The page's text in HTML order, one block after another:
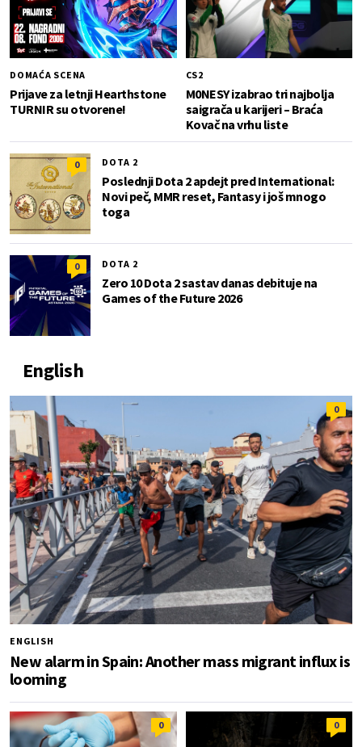
DOMAĆA SCENA
Prijave za letnji Hearthstone
TURNIR su otvorene!
CS2
M0NESY izabrao tri najbolja
saigrača u karijeri – Braća
Kovač na vrhu liste
0 DOTA 2
Poslednji Dota 2 apdejt pred International:
Novi peč, MMR reset, Fantasy i još mnogo
toga
0 DOTA 2
Zero 10 Dota 2 sastav danas debituje na
Games of the Future 2026
English
0
ENGLISH
New alarm in Spain: Another mass migrant influx is
looming
0 0